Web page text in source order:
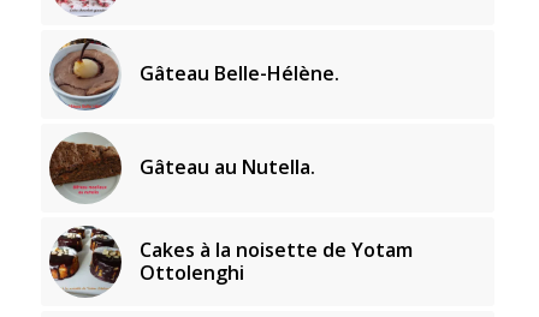
Gâteau Belle-Hélène.
Gâteau au Nutella.
Cakes à la noisette de Yotam
Ottolenghi